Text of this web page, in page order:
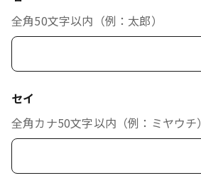
全角50文字以内（例：太郎）
セイ
全角カナ50文字以内（例：ミヤウチ）